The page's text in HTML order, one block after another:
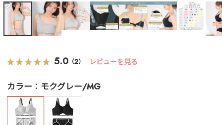
5.0 （2） レビューを見る
カラー モクグレー/MG